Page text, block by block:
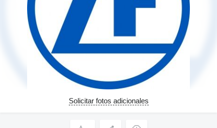
Solicitar fotos adicionales